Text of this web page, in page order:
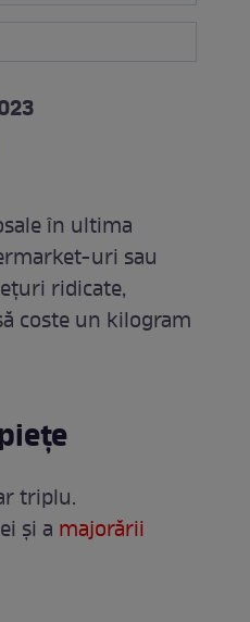
în ultima
uri sau
ridicate,
coste un kilogram
triplu.
și a majorării